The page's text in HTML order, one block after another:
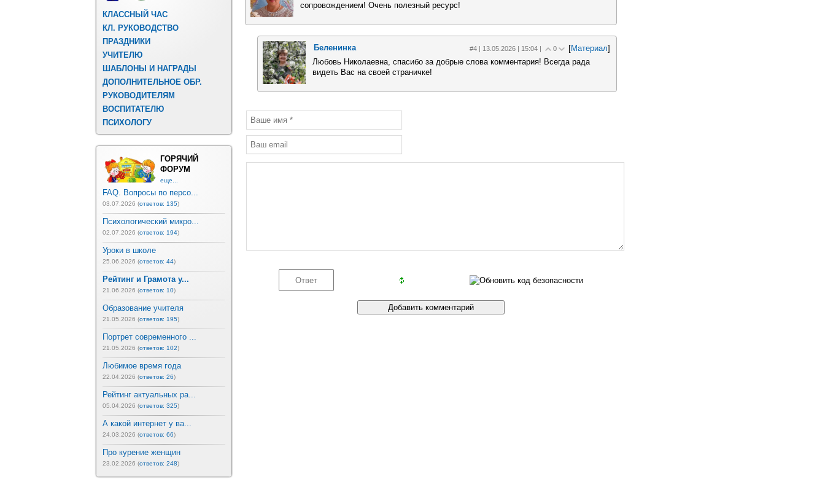
КЛАССНЫЙ ЧАС
КЛ. РУКОВОДСТВО
ПРАЗДНИКИ
УЧИТЕЛЮ
ШАБЛОНЫ И НАГРАДЫ
ДОПОЛНИТЕЛЬНОЕ ОБР.
РУКОВОДИТЕЛЯМ
ВОСПИТАТЕЛЮ
ПСИХОЛОГУ
ГОРЯЧИЙ
ФОРУМ
еще...
FAQ. Вопросы по персо...
03.07.2026 (ответов: 135)
Психологический микро...
02.07.2026 (ответов: 194)
Уроки в школе
25.06.2026 (ответов: 44)
Рейтинг и Грамота у...
21.06.2026 (ответов: 10)
Образование учителя
21.05.2026 (ответов: 195)
Портрет современного ...
21.05.2026 (ответов: 102)
Любимое время года
22.04.2026 (ответов: 26)
Рейтинг актуальных ра...
05.04.2026 (ответов: 325)
А какой интернет у ва...
24.03.2026 (ответов: 66)
Про курение женщин
23.02.2026 (ответов: 248)
сопровождением! Очень полезный ресурс!
Беленинка #4 | 13.05.2026 | 15:04 | 0 [Материал]
Любовь Николаевна, спасибо за добрые слова комментария! Всегда рада
видеть Вас на своей страничке!